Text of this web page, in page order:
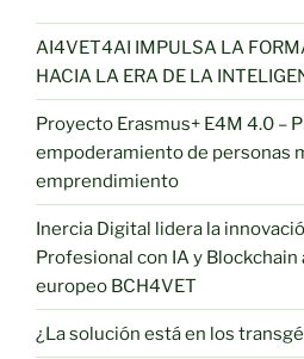
AI4VET4AI IMPULSA LA
HACIA LA ERA DE LA
Proyecto Erasmus+ E4M 4.0 –
empoderamiento de personas
emprendimiento
Inercia Digital lidera la
Profesional con IA y
europeo BCH4VET
¿La solución está en los